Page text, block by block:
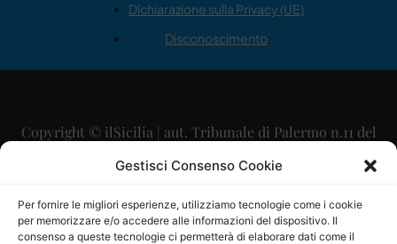
Gestisci Consenso Cookie
Per fornire le migliori esperienze, utilizziamo tecnologie come i cookie
per memorizzare e/o accedere alle informazioni del dispositivo. Il
consenso a queste tecnologie ci permetterà di elaborare dati come il
Dichiarazione sulla Privacy (UE)
Disconoscimento
Copyright © ilSicilia | aut. Tribunale di Palermo n.11 del
29/09/2015
Direttore Editoriale: Maurizio Scaglione